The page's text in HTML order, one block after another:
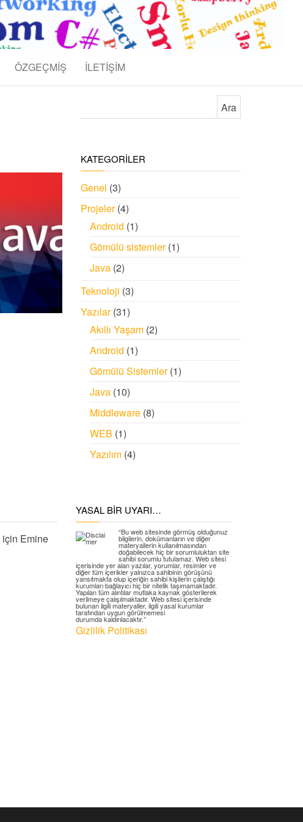
ÖZGEÇMİŞ İLETİŞİM
KATEGORİLER
Genel (3)
Projeler(4)
Android (1)
Gömülü sistemler(1)
Java(2)
Teknoloji (3)
Yazılar(31)
Akıllı Yaşam(2)
Android (1)
Gömülü Sistemler(1)
Java(10)
Middleware(8)
WEB (1)
Yazılım(4)
için Emine
YASAL BIR UYARI…
“Bu web sitesinde görmüş olduğunuz
bilgilerin, dokümanların ve diğer
materyallerin kullanılmasından
doğabilecek hiç bir sorumluluktan site
sahibi sorumlu tutulamaz. Web sitesi
içerisinde yer alan yazılar, yorumlar, resimler ve
diğer tüm içerikler yalnızca sahibinin görüşünü
yansıtmakta olup içeriğin sahibi kişilerin çalıştığı
kurumları bağlayıcı hiç bir nitelik taşımamaktadır.
Yapılan tüm alıntılar mutlaka kaynak gösterilerek
verilmeye çalışılmaktadır. Web sitesi içerisinde
bulunan ilgili materyaller, ilgili yasal kurumlar
tarafından uygun görülmemesi
durumda kaldırılacaktır.”
Gizlilik Politikası